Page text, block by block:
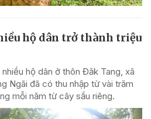
hộ dân trở thành triệu
hộ dân ở thôn Đăk Tang, xã
Ngãi đã có thu nhập từ vài trăm
mỗi năm từ cây sầu riêng.